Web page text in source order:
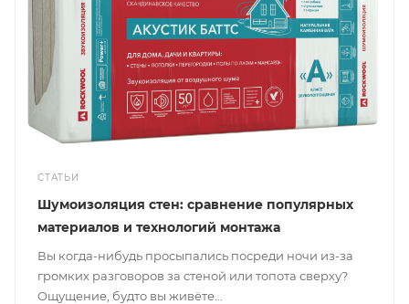
СТАТЬИ
Шумоизоляция стен: сравнение популярных
материалов и технологий монтажа
Вы когда-нибудь просыпались посреди ночи из-за
громких разговоров за стеной или топота сверху?
Ощущение, будто вы живёте...